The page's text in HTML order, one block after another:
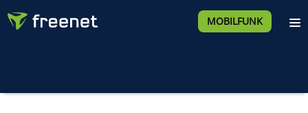
MOBILFUNK